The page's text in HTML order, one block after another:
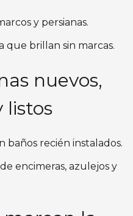
y persianas.
que brillan sin marcas.
nuevos,
listos
baños recién instalados.
encimeras, azulejos y